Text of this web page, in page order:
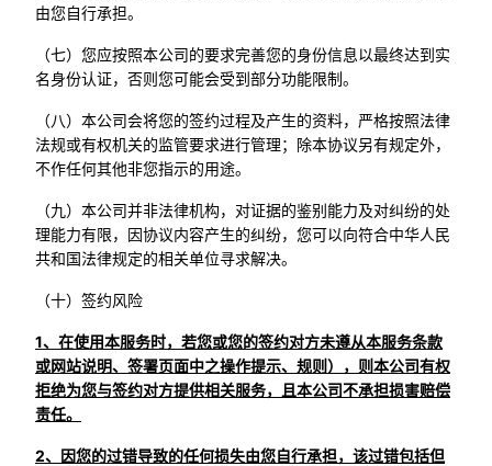
由您自行承担。
（七）您应按照本公司的要求完善您的身份信息以最终达到实
名身份认证，否则您可能会受到部分功能限制。
（八）本公司会将您的签约过程及产生的资料，严格按照法律
法规或有权机关的监管要求进行管理；除本协议另有规定外，
不作任何其他非您指示的用途。
（九）本公司并非法律机构，对证据的鉴别能力及对纠纷的处
理能力有限，因协议内容产生的纠纷，您可以向符合中华人民
共和国法律规定的相关单位寻求解决。
（十）签约风险
1、在使用本服务时，若您或您的签约对方未遵从本服务条款
或网站说明、签署页面中之操作提示、规则），则本公司有权
拒绝为您与签约对方提供相关服务，且本公司不承担损害赔偿
责任。
2、因您的过错导致的任何损失由您自行承担，该过错包括但